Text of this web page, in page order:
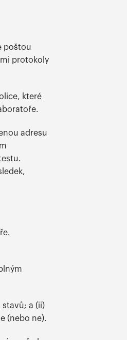
poštou
protokoly
které
adresu
a (ii)
(nebo ne).